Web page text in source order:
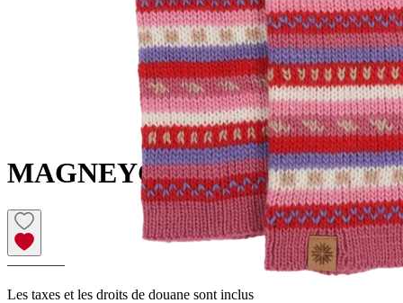
MAGNEYGuêtres en laine
————
Les taxes et les droits de douane sont inclus